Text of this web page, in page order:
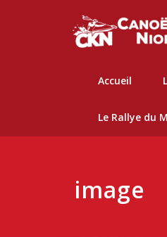
Accueil
Le Rallye du
image